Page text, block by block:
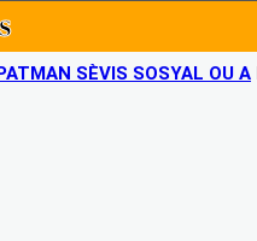
SÈVIS SOSYAL OU A